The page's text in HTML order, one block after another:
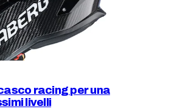
racing per una
livelli